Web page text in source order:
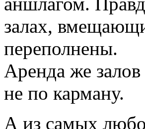
залах,
переполнены.
Аренда же
не по карману.
А из самых